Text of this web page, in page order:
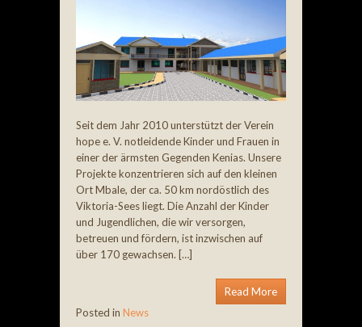
Seit dem Jahr 2010 unterstützt der Verein
hope e. V. notleidende Kinder und Frauen in
einer der ärmsten Gegenden Kenias. Unsere
Projekte konzentrieren sich auf den kleinen
Ort Mbale, der ca. 50 km nordöstlich des
Viktoria-Sees liegt. Die Anzahl der Kinder
und Jugendlichen, die wir versorgen,
betreuen und fördern, ist inzwischen auf
über 170 gewachsen. […]
Read More
Posted in News